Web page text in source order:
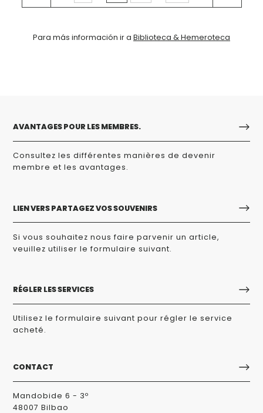
Para más información ir a Biblioteca & Hemeroteca
AVANTAGES POUR LES MEMBRES.
Consultez les différentes manières de devenir
membre et les avantages.
LIEN VERS PARTAGEZ VOS SOUVENIRS
Si vous souhaitez nous faire parvenir un article,
veuillez utiliser le formulaire suivant.
RÉGLER LES SERVICES
Utilisez le formulaire suivant pour régler le service
acheté.
CONTACT
Mandobide 6 - 3º
48007 Bilbao